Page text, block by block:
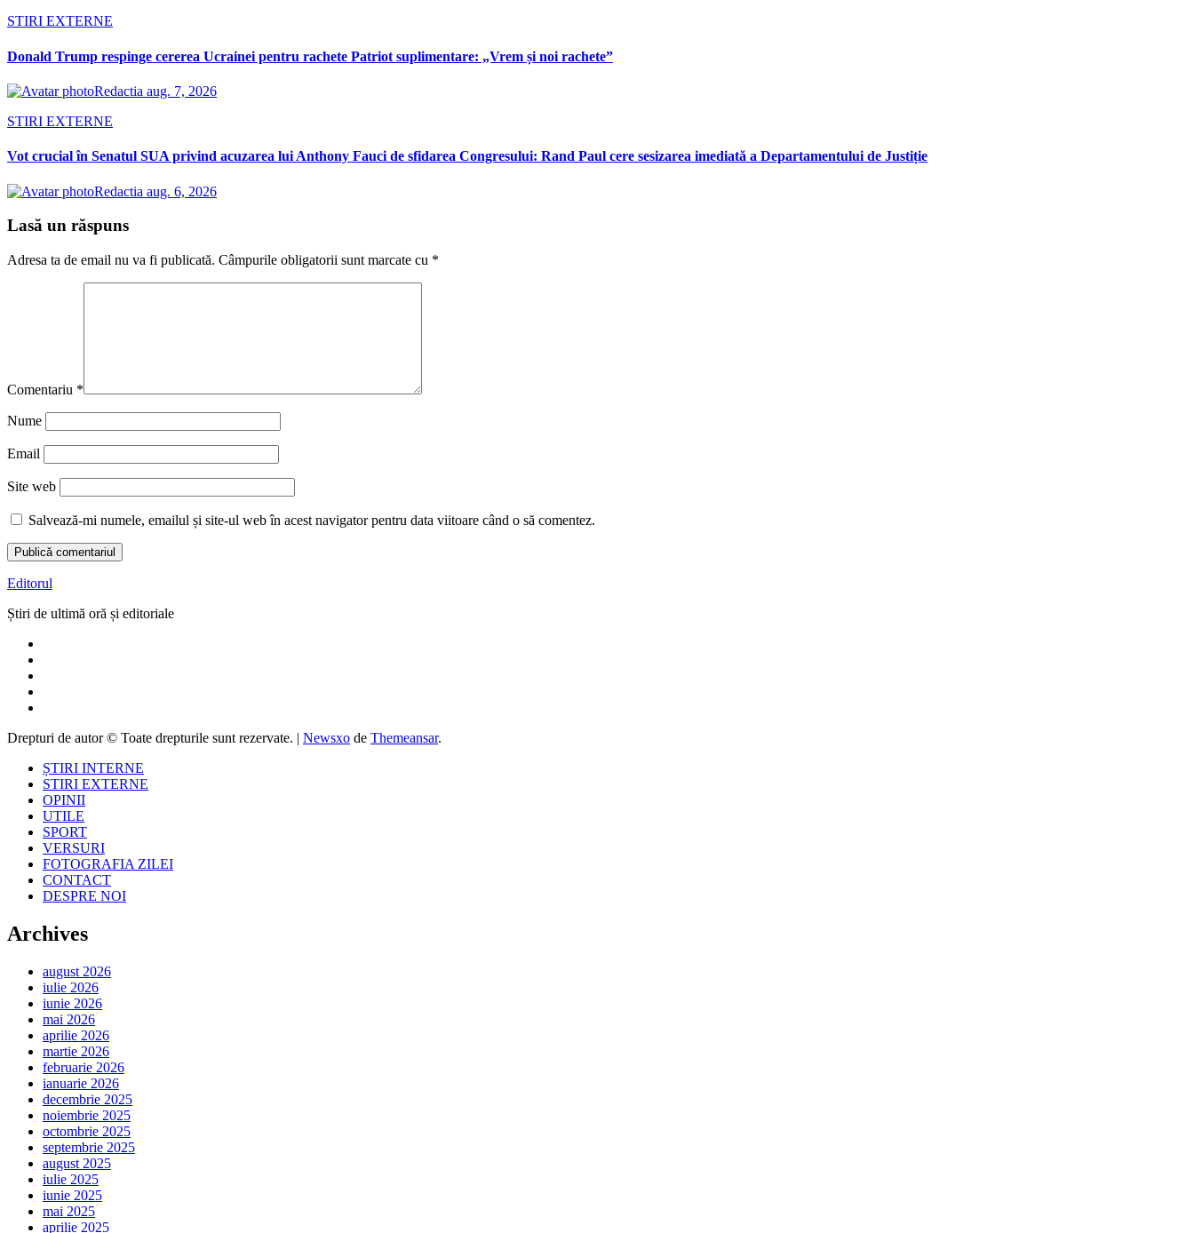
STIRI EXTERNE
Donald Trump respinge cererea Ucrainei pentru rachete Patriot suplimentare: „Vrem și noi rachete”
Redactia aug. 7, 2026
STIRI EXTERNE
Vot crucial în Senatul SUA privind acuzarea lui Anthony Fauci de sfidarea Congresului: Rand Paul cere sesizarea imediată a Departamentului de Justiție
Redactia aug. 6, 2026
Lasă un răspuns
Adresa ta de email nu va fi publicată. Câmpurile obligatorii sunt marcate cu *
Comentariu *
Nume
Email
Site web
Salvează-mi numele, emailul și site-ul web în acest navigator pentru data viitoare când o să comentez.
Editorul
Știri de ultimă oră și editoriale
Drepturi de autor © Toate drepturile sunt rezervate. | Newsxo de Themeansar.
ȘTIRI INTERNE
STIRI EXTERNE
OPINII
UTILE
SPORT
VERSURI
FOTOGRAFIA ZILEI
CONTACT
DESPRE NOI
Archives
august 2026
iulie 2026
iunie 2026
mai 2026
aprilie 2026
martie 2026
februarie 2026
ianuarie 2026
decembrie 2025
noiembrie 2025
octombrie 2025
septembrie 2025
august 2025
iulie 2025
iunie 2025
mai 2025
aprilie 2025